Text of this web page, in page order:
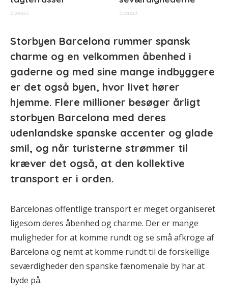
Sponset Sponset
Storbyen Barcelona rummer spansk
charme og en velkommen åbenhed i
gaderne og med sine mange indbyggere
er det også byen, hvor livet hører
hjemme. Flere millioner besøger årligt
storbyen Barcelona med deres
udenlandske spanske accenter og glade
smil, og når turisterne strømmer til
kræver det også, at den kollektive
transport er i orden.
Barcelonas offentlige transport er meget organiseret
ligesom deres åbenhed og charme. Der er mange
muligheder for at komme rundt og se små afkroge af
Barcelona og nemt at komme rundt til de forskellige
seværdigheder den spanske fænomenale by har at
byde på.